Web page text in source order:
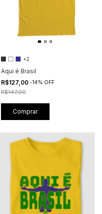
+2
Aqui é Brasil
R$127,00 -14% OFF
R$147,00
Comprar